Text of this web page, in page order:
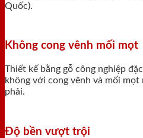
Quốc).
Không cong vênh mối mọt
Thiết kế bằng gỗ công nghiệp
không với cong vênh và mối
phải.
Độ bền vượt trội